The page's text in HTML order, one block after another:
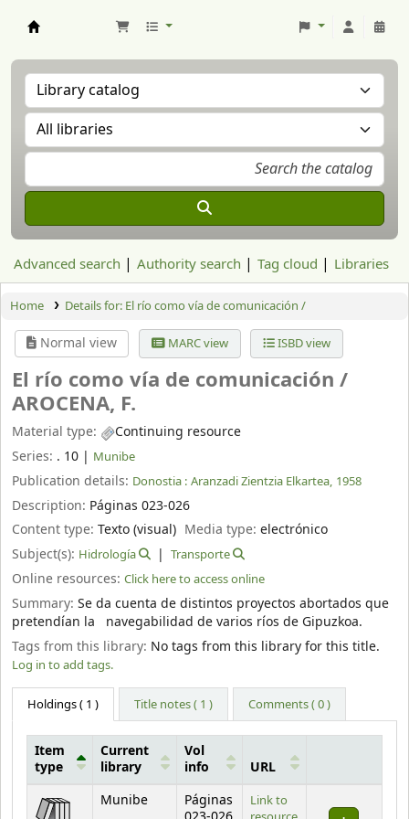
Advanced search Authority search Tag cloud Libraries
Home Details for: El río como vía de comunicación /
Normal view MARC view ISBD view
El río como vía de comunicación /
AROCENA, F.
Material type:
Continuing resource
Series: . 10 | Munibe
Publication details: Donostia : Aranzadi Zientzia Elkartea, 1958
Description: Páginas 023-026
Content type: Texto (visual) Media type:electrónico
Subject(s): Hidrología Transporte
Online resources: Click here to access online
Summary: Se da cuenta de distintos proyectos abortados que
pretendían la navegabilidad de varios ríos de Gipuzkoa.
Tags from this library: No tags from this library for this title.
Log in to add tags.
Holdings( 1 ) Title notes ( 1 ) Comments ( 0 )
Holdings
Item
type
Current
library
Vol
info
URL
Munibe
Páginas
Link to